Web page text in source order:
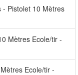
- Pistolet 10 Mètres
Mètres Ecole/tir -
Ecole/tir -